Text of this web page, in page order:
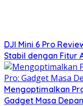
DJI Mini 6 Pro
Stabil dengan Fitur
Mengoptimalkan
Gadget Masa